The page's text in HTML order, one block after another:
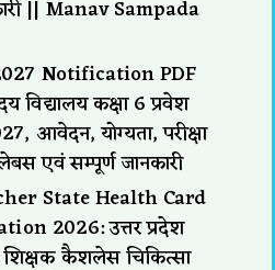
|| Manav Sampada
Notification PDF
विद्यालय कक्षा 6 प्रवेश
आवेदन, योग्यता, परीक्षा
एवं सम्पूर्ण जानकारी
State Health Card
2026: उत्तर प्रदेश
शिक्षक कैशलेस चिकित्सा